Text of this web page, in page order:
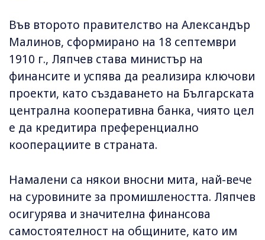
Във второто правителство на Александър
Малинов, сформирано на 18 септември
1910 г., Ляпчев става министър на
финансите и успява да реализира ключови
проекти, като създаването на Българската
централна кооперативна банка, чиято цел
е да кредитира преференциално
кооперациите в страната.
Намалени са някои вносни мита, най-вече
на суровините за промишлеността. Ляпчев
осигурява и значителна финансова
самостоятелност на общините, като им